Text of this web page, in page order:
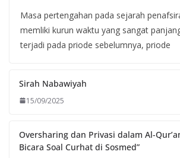
Masa pertengahan pada sejarah
memliki kurun waktu yang sangat
terjadi pada priode sebelumnya, priode
Sirah Nabawiyah
15/09/2025
Oversharing dan Privasi dalam Al-
Bicara Soal Curhat di Sosmed”